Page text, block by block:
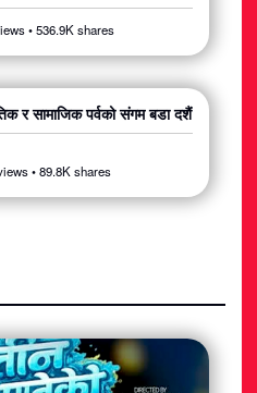
• 536.9K shares
र सामाजिक पर्वको संगम बडा दशैं
• 89.8K shares